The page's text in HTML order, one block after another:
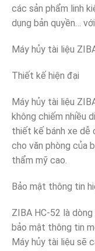
các sản phẩm linh
dụng bản quyền…
Máy hủy tài liệu
Thiết kế hiện đại
Máy hủy tài liệu
không chiếm nhiều
thiết kế bánh xe dễ
cho văn phòng của
thẩm mỹ cao.
Bảo mật thông tin
ZIBA HC-52 là
bảo mật thông tin
Máy hủy tài liệu sẽ